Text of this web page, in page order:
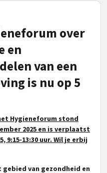
over
en
van een
is nu op 5
Hygieneforum stond
2025 en is verplaatst
9:15-13:30 uur. Wil je erbij
van gezondheid en